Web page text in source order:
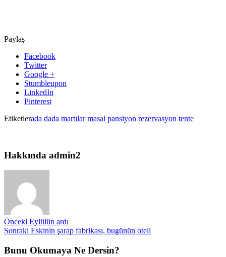
Paylaş
Facebook
Twitter
Google +
Stumbleupon
LinkedIn
Pinterest
Etiketlerada dada martılar masal pansiyon rezervasyon tente
Hakkında admin2
Önceki Eylülün ardı
Sonraki Eskinin şarap fabrikası, bugünün oteli
Bunu Okumaya Ne Dersin?